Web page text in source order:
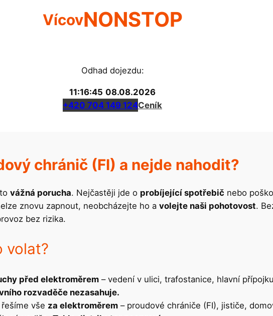
VícovNONSTOP
Odhad dojezdu:
11:16:45 08.08.2026
+420 704 149 124Ceník
chránič (FI) a nejde nahodit?
vážná porucha. Nejčastěji jde o probíjející spotřebič nebo
znovu zapnout, neobcházejte ho a volejte naši pohotovost.
bez rizika.
volat?
před elektroměrem – vedení v ulici, trafostanice, hlavní
rozvaděče nezasahuje.
řešíme vše za elektroměrem – proudové chrániče (FI), jističe,